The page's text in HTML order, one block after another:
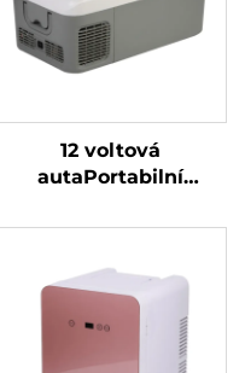
12 voltová
autaPortabilní
Kempovací lednice
Elektromobilová
lednice